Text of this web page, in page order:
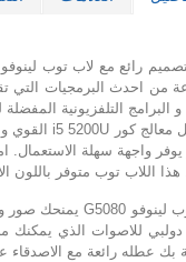
و البرامج التلفزيونية
هذا اللاب توب متوفر باللون
بك عطله رائعة مع